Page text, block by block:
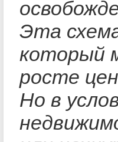
Эта
который
росте
Но в